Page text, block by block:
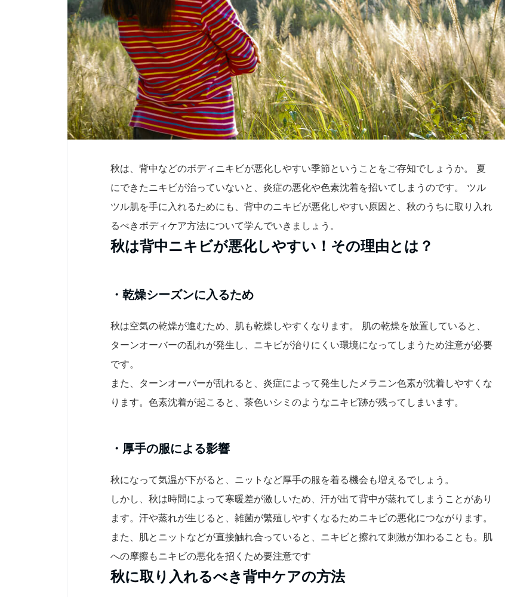
秋は、背中などのボディニキビが悪化しやすい季節ということをご存知でしょうか。 夏
にできたニキビが治っていないと、炎症の悪化や色素沈着を招いてしまうのです。 ツル
ツル肌を手に入れるためにも、背中のニキビが悪化しやすい原因と、秋のうちに取り入れ
るべきボディケア方法について学んでいきましょう。
秋は背中ニキビが悪化しやすい！その理由とは？
・乾燥シーズンに入るため
秋は空気の乾燥が進むため、肌も乾燥しやすくなります。 肌の乾燥を放置していると、
ターンオーバーの乱れが発生し、ニキビが治りにくい環境になってしまうため注意が必要
です。
また、ターンオーバーが乱れると、炎症によって発生したメラニン色素が沈着しやすくな
ります。色素沈着が起こると、茶色いシミのようなニキビ跡が残ってしまいます。
・厚手の服による影響
秋になって気温が下がると、ニットなど厚手の服を着る機会も増えるでしょう。
しかし、秋は時間によって寒暖差が激しいため、汗が出て背中が蒸れてしまうことがあり
ます。汗や蒸れが生じると、雑菌が繁殖しやすくなるためニキビの悪化につながります。
また、肌とニットなどが直接触れ合っていると、ニキビと擦れて刺激が加わることも。肌
への摩擦もニキビの悪化を招くため要注意です
秋に取り入れるべき背中ケアの方法